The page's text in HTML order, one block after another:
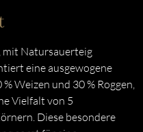
mit Natursauerteig
eine ausgewogene
Weizen und 30 % Roggen,
Vielfalt von 5
Diese besondere